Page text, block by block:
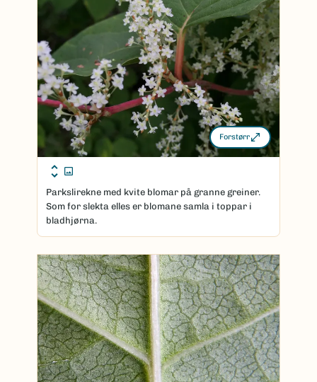
Forstørr
Parkslirekne med kvite blomar på granne greiner.
Som for slekta elles er blomane samla i toppar i
bladhjørna.